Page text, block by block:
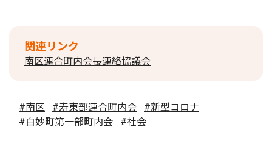
関連リンク
南区連合町内会長連絡協議会
#南区 #寿東部連合町内会
#新型コロナ
#白妙町第一部町内会
#社会